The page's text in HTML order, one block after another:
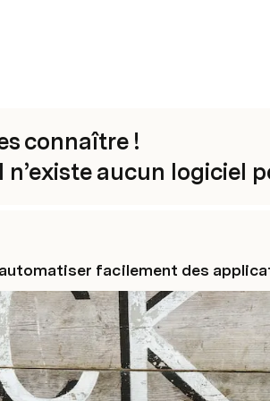
connaître !
aucun logiciel
facilement des